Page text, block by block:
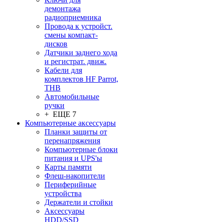
демонтажа
радиоприемника
Провода к устройст.
смены компакт-
дисков
Датчики заднего хода
и регистрат. движ.
Кабели для
комплектов HF Parrot,
THB
Автомобильные
ручки
+ ЕЩЕ 7
Компьютерные аксессуары
Планки защиты от
перенапряжения
Компьютерные блоки
питания и UPS'ы
Карты памяти
Флеш-накопители
Периферийные
устройства
Держатели и стойки
Аксессуары
HDD/SSD